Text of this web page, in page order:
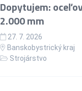
Dopytujem:
2.000 mm
27. 7. 2026
Banskobystrický kraj
Strojárstvo